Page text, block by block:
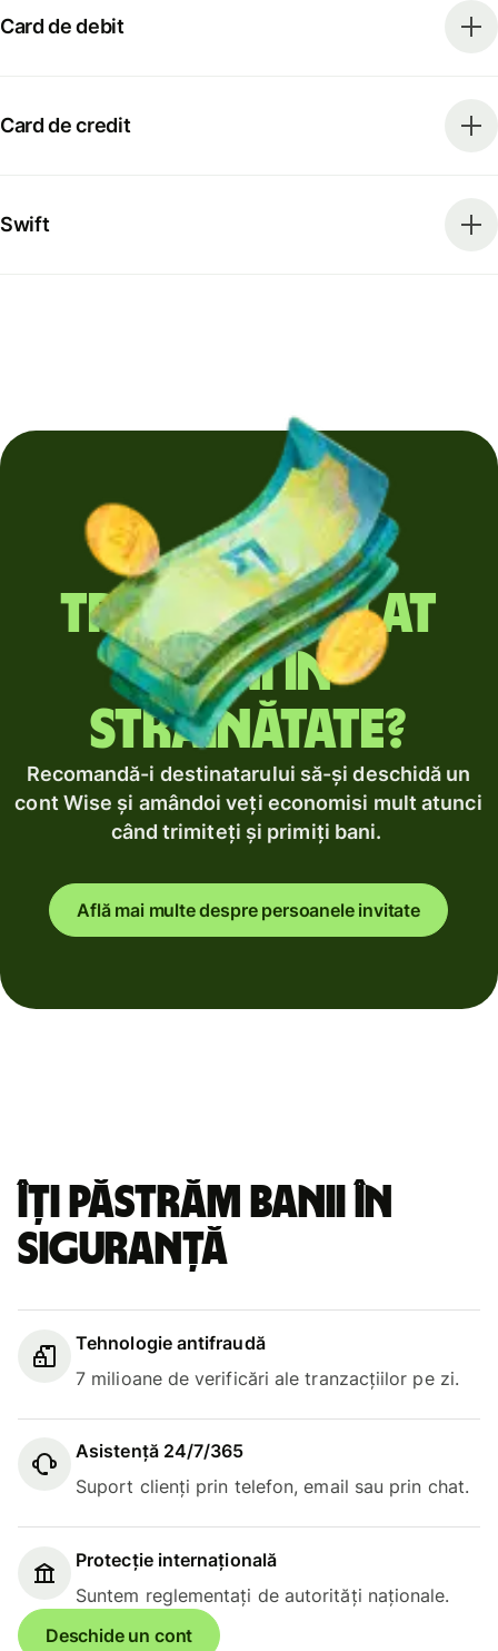
Card de debit
Card de credit
Swift
Trimiți regulat
bani în
străinătate?
Recomandă-i destinatarului să-și deschidă un
cont Wise și amândoi veți economisi mult atunci
când trimiteți și primiți bani.
Află mai multe despre persoanele invitate
Îți păstrăm banii în
siguranță
Tehnologie antifraudă
7 milioane de verificări ale tranzacțiilor pe zi.
Asistență 24/7/365
Suport clienți prin telefon, email sau prin chat.
Protecție internațională
Suntem reglementați de autorități naționale.
Deschide un cont